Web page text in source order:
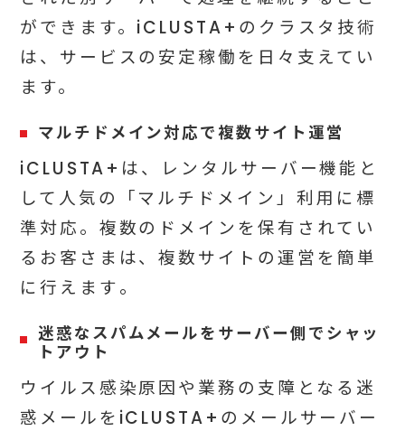
ができます。iCLUSTA+のクラスタ技術
は、サービスの安定稼働を日々支えてい
ます。
マルチドメイン対応で複数サイト運営
iCLUSTA+は、レンタルサーバー機能と
して人気の「マルチドメイン」利用に標
準対応。複数のドメインを保有されてい
るお客さまは、複数サイトの運営を簡単
に行えます。
迷惑なスパムメールをサーバー側でシャッ
トアウト
ウイルス感染原因や業務の支障となる迷
惑メールをiCLUSTA+のメールサーバー